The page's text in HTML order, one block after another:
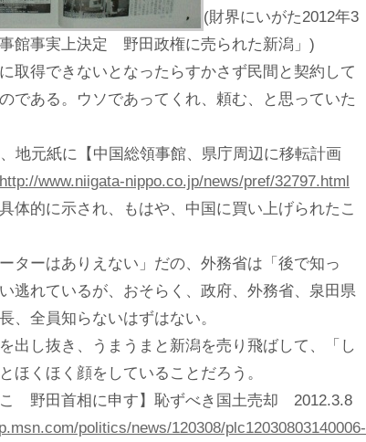
(財界にいがた2012年3
事館事実上決定 野田政権に売られた新潟」)
取得できないとなったらすかさず民間と契約して
である。ウソであってくれ、頼む、と思っていた
地元紙に【中国総領事館、県庁周辺に移転計画
http://www.niigata-nippo.co.jp/news/pref/32797.html
体的に示され、もはや、中国に買い上げられたこ
ターはありえない」だの、外務省は「後で知っ
逃れているが、おそらく、政府、外務省、泉田県
、全員知らないはずはない。
出し抜き、うまうまと新潟を売り飛ばして、「し
ほくほく顔をしていることだろう。
野田首相に申す】恥ずべき国土売却 2012.3.8
politics/news/120308/plc12030803140006-